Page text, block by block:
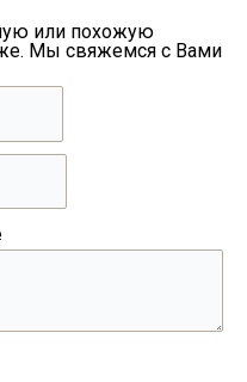
или похожую
Мы свяжемся с Вами